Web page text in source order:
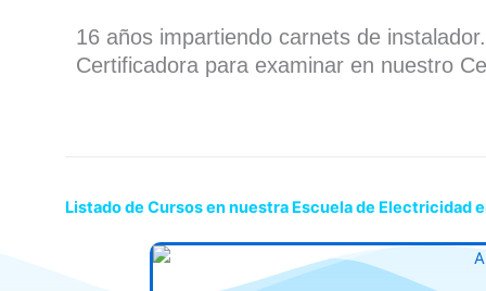
16 años impartiendo carnets de
Certificadora para examinar en nuestro
Listado de Cursos en nuestra Escuela de Electricidad